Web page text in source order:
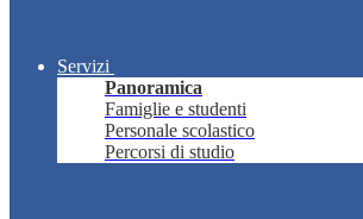
Servizi
Panoramica
Famiglie e studenti
Personale scolastico
Percorsi di studio